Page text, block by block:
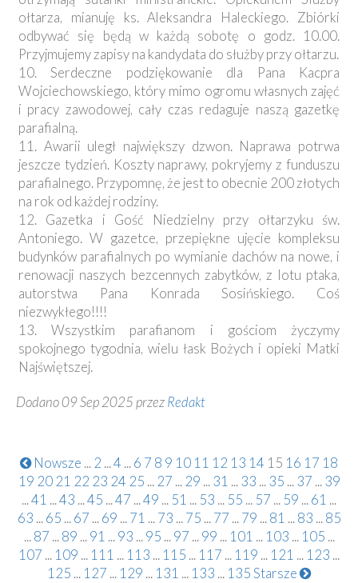
ołtarza, mianuję ks. Aleksandra Haleckiego. Zbiórki
odbywać się będą w każdą sobotę o godz. 10.00.
Przyjmujemy zapisy na kandydata do służby przy ołtarzu.
10. Serdeczne podziękowanie dla Pana Kacpra
Wojciechowskiego, który mimo ogromu własnych zajęć
i pracy zawodowej, cały czas redaguje naszą gazetkę
parafialną.
11. Awarii uległ największy dzwon. Naprawa potrwa
jeszcze tydzień. Koszty naprawy, pokryjemy z funduszu
parafialnego. Przypomnę, że jest to obecnie 200 złotych
na rok od każdej rodziny.
12. Gazetka i Gość Niedzielny przy ołtarzyku św.
Antoniego. W gazetce, przepiękne ujęcie kompleksu
budynków parafialnych po wymianie dachów na nowe, i
renowacji naszych bezcennych zabytków, z lotu ptaka,
autorstwa Pana Konrada Sosińskiego. Coś
niezwykłego!!!!
13. Wszystkim parafianom i gościom życzymy
spokojnego tygodnia, wielu łask Bożych i opieki Matki
Najświętszej.
Dodano 09 Sep 2025 przezRedakt
Nowsze ... 2 ...4 ...6 7 8 9 10 11 12 13 14 15 16 17 18
19 20 21 22 23 24 25 ... 27 ... 29 ... 31 ... 33 ... 35 ... 37 ... 39
...41 ...43 ...45 ...47 ...49 ... 51 ... 53 ... 55 ... 57 ... 59 ...61 ...
63 ... 65 ... 67 ... 69 ... 71 ... 73 ... 75 ... 77 ... 79 ... 81 ... 83 ... 85
... 87 ... 89 ... 91 ... 93 ... 95 ... 97 ... 99 ... 101 ... 103 ... 105 ...
107 ... 109 ... 111 ... 113 ... 115 ... 117 ... 119 ... 121 ... 123 ...
125 ... 127 ... 129 ... 131 ... 133 ... 135Starsze